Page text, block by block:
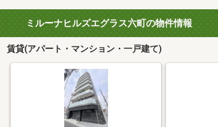
ミルーナヒルズエグラス六町の物件情報
賃貸(アパート・マンション・一戸建て)